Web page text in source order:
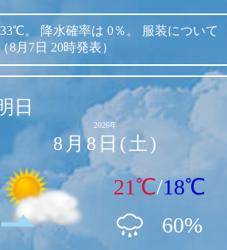
33℃。 降水確率は 0％。
服装について
（8月7日 20時発表）
日
2026年
8月8日(土)
21℃/18℃
60%